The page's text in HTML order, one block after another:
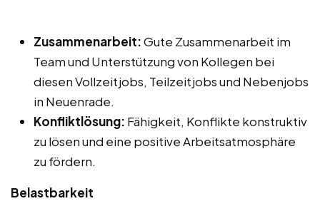
Zusammenarbeit:Gute Zusammenarbeit im
Team und Unterstützung von Kollegen bei
diesen Vollzeitjobs, Teilzeitjobs und Nebenjobs
in Neuenrade.
Konfliktlösung: Fähigkeit, Konflikte konstruktiv
zu lösen und eine positive Arbeitsatmosphäre
zu fördern.
Belastbarkeit